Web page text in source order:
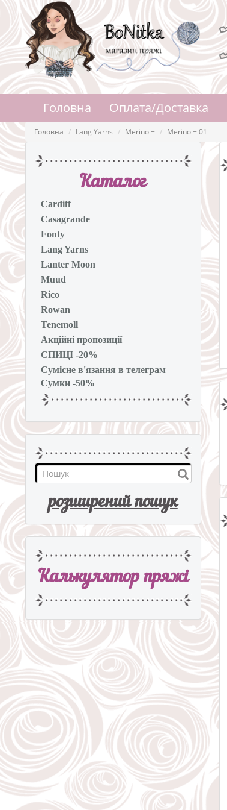
Головна Оплата/Доставка
Головна Lang Yarns Merino + Merino + 01
Каталог
Cardiff
Casagrande
Fonty
Lang Yarns
Lanter Moon
Muud
Rico
Rowan
Tenemoll
Акційні пропозиції
СПИЦІ -20%
Сумісне в'язання в телеграм
Сумки -50%
розширений пошук
Калькулятор пряжi